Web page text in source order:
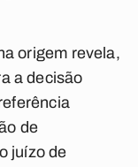
origem revela,
a decisão
de
juízo de